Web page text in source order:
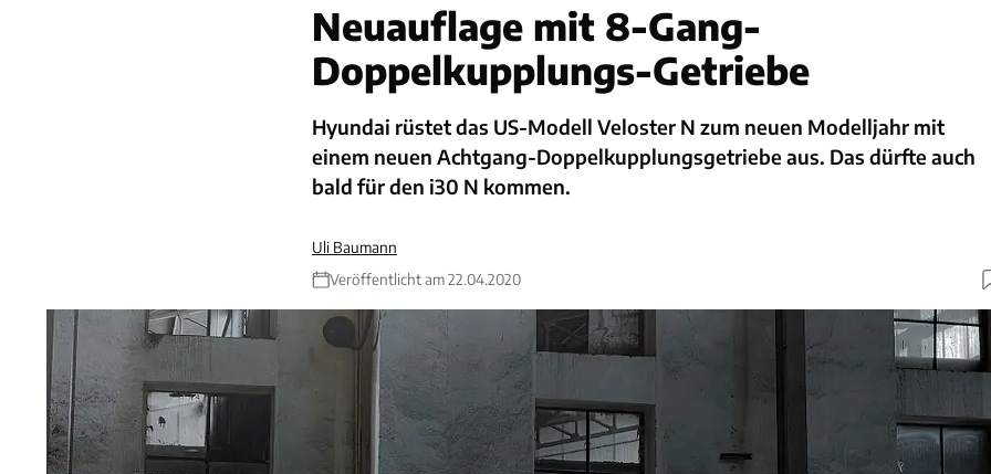
Neuauflage mit 8-Gang-
Doppelkupplungs-Getriebe
Hyundai rüstet das US-Modell Veloster N zum neuen Modelljahr mit
einem neuen Achtgang-Doppelkupplungsgetriebe aus. Das dürfte auch
bald für den i30 N kommen.
Uli Baumann
Veröffentlicht am 22.04.2020